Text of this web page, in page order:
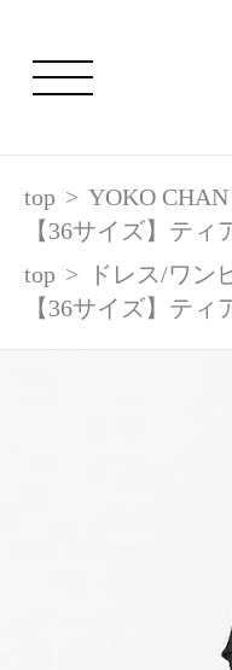
top > YOKO
【36サイズ】テ
top > ドレス/ワン
【36サイズ】テ